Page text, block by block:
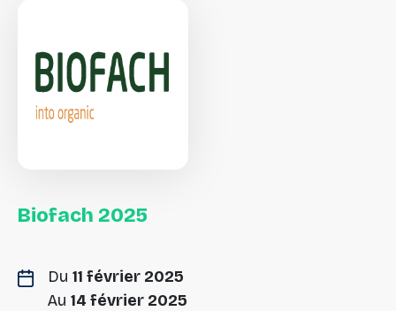
Biofach 2025
Du 11 février 2025
Au 14 février 2025